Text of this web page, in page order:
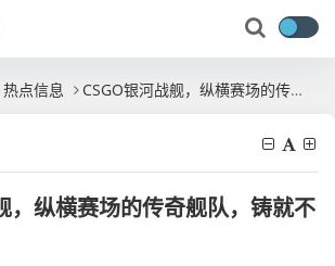
热点信息 CSGO银河战舰，纵横赛场的传奇舰队，铸就不朽荣光
，纵横赛场的传奇舰队，铸就不